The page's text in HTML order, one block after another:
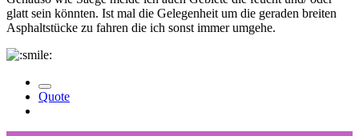
glatt sein könnten. Ist mal die Gelegenheit um die geraden breiten
Asphaltstücke zu fahren die ich sonst immer umgehe.
Quote